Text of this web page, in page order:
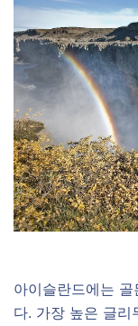
아이슬란드에는
다. 가장 높은 글